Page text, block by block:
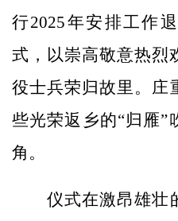
行2025年安排工作
式，以崇高敬意热烈
役士兵荣归故里。庄
些光荣返乡的“归雁”
角。
仪式在激昂雄壮